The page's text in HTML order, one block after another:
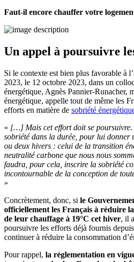
Faut-il encore chauffer votre
Un appel à poursuivre
Si le contexte est bien plus favorable à
2023, le 12 octobre 2023, dans un
énergétique, Agnès Pannier-Runacher,
énergétique, appelle tout de même les
efforts en matière de sobriété
« […] Mais cet effort doit se poursuivre.
sobriété dans la durée, pour lui donner
ou deux hivers : celui de la transition
neutralité carbone que nous nous
faudra, pour cela, inscrire la sobriété
incontournable de la conception de
»
Concrètement, donc, si le
officiellement les Français à réduire
de leur chauffage à 19°C cet hiver, il
poursuivre les efforts déjà fournis
continuer à réduire la consommation
Pour rappel, la réglementation en